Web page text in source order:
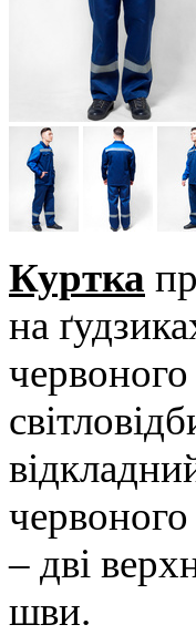
Куртка
на
– дві
шви.